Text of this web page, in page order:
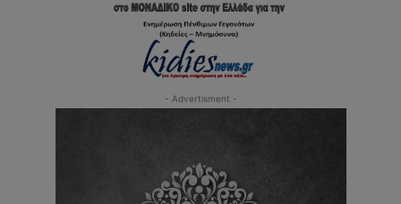
- Advertisment -